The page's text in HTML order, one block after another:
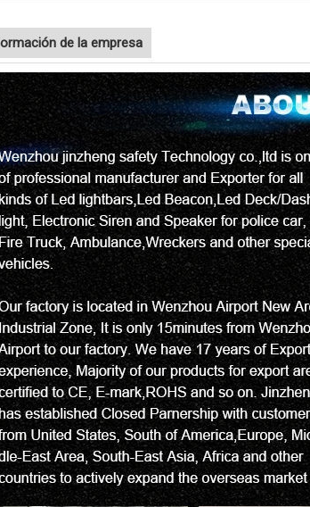
de la empresa